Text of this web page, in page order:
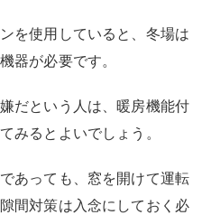
を使用していると、冬場は
器が必要です。
だという人は、暖房機能付
みるとよいでしょう。
あっても、窓を開けて運転
間対策は入念にしておく必